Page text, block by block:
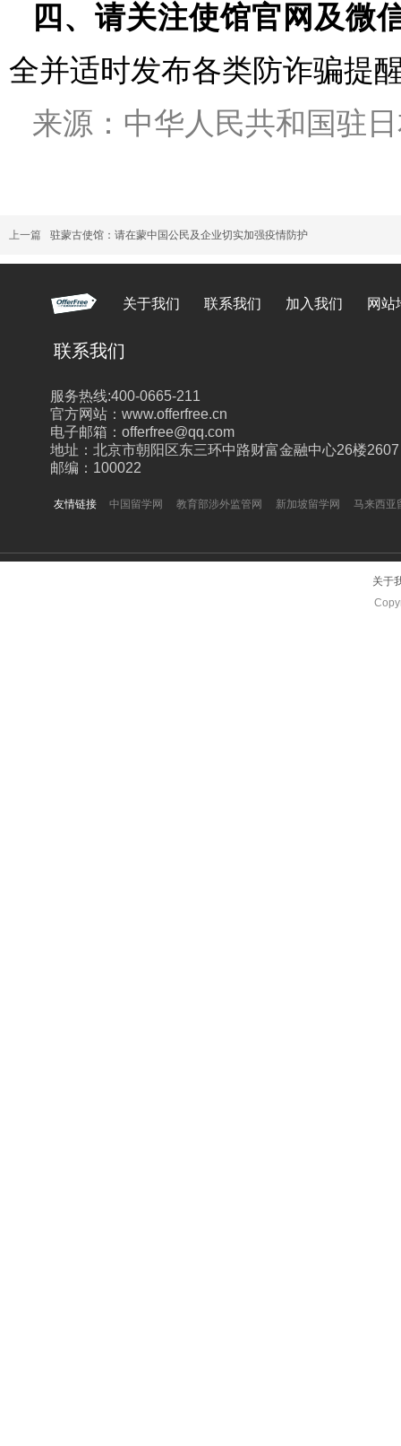
四、请关注使馆官网及微
全并适时发布各类防诈骗提
来源：中华人民共和国驻
上一篇 驻蒙古使馆：请在蒙中国公民及企业切实加强疫情防护
关于我们 联系我们 加入我们 网站
中国留学网 教育部涉外监管网 新加坡留学网 马来西亚
服务热线:400-0665-211
官方网站：www.offerfree.cn
电子邮箱：offerfree@qq.com
地址：北京市朝阳区东三环中路财富金融中心26楼2607
邮编：100022
联系我们
友情链接
关于